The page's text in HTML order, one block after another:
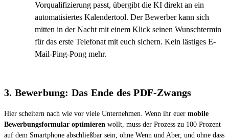
Vorqualifizierung passt, übergibt die KI direkt an ein
automatisiertes Kalendertool. Der Bewerber kann sich
mitten in der Nacht mit einem Klick seinen Wunschtermin
für das erste Telefonat mit euch sichern. Kein lästiges E-
Mail-Ping-Pong mehr.
3. Bewerbung: Das Ende des PDF-Zwangs
Hier scheitern nach wie vor viele Unternehmen. Wenn ihr euer mobile
Bewerbungsformular optimieren wollt, muss der Prozess zu 100 Prozent
auf dem Smartphone abschließbar sein, ohne Wenn und Aber, und ohne dass